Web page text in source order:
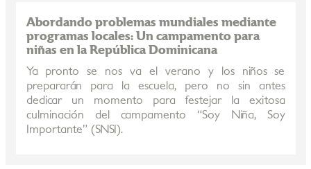
Abordando problemas mundiales mediante
programas locales: Un campamento para
niñas en la República Dominicana
Ya pronto se nos va el verano y los niños se
prepararán para la escuela, pero no sin antes
dedicar un momento para festejar la exitosa
culminación del campamento “Soy Niña, Soy
Importante” (SNSI).